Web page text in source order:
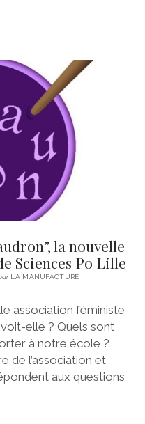
la nouvelle
Sciences Po Lille
LA MANUFACTURE
association féministe
elle ? Quels sont
à notre école ?
de l’association et
aux questions